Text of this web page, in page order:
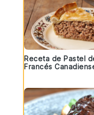
Receta de Pastel
Francés